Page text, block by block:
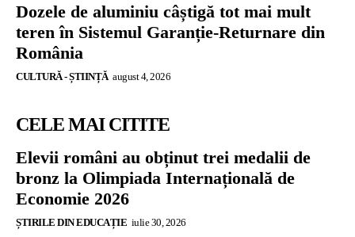
Dozele de aluminiu câștigă tot mai mult
teren în Sistemul Garanție-Returnare din
România
CULTURĂ - ȘTIINȚĂ august 4, 2026
CELE MAI CITITE
Elevii români au obținut trei medalii de
bronz la Olimpiada Internațională de
Economie 2026
ȘTIRILE DIN EDUCAȚIE iulie 30, 2026